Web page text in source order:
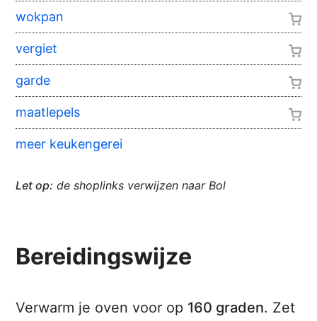
wokpan
vergiet
garde
maatlepels
meer keukengerei
Let op: de shoplinks verwijzen naar Bol
Bereidingswijze
Verwarm je oven voor op 160 graden. Zet